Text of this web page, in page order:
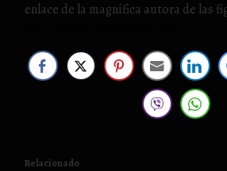
enlace de la magnífica autora de las
Relacionado